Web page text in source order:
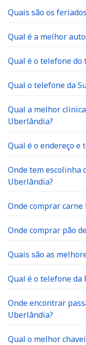
Quais são os
Qual é a melhor
Qual é o telefone do
Qual o telefone da
Qual a melhor
Uberlândia?
Qual é o endereço e
Onde tem
Uberlândia?
Onde comprar
Onde comprar pão
Quais são as
Qual é o telefone da
Onde encontrar
Uberlândia?
Qual o melhor